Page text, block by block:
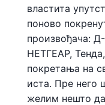
властита
поново
произвођача:
НЕТГЕАР,
покретања на
иста. Пре него
желим нешто